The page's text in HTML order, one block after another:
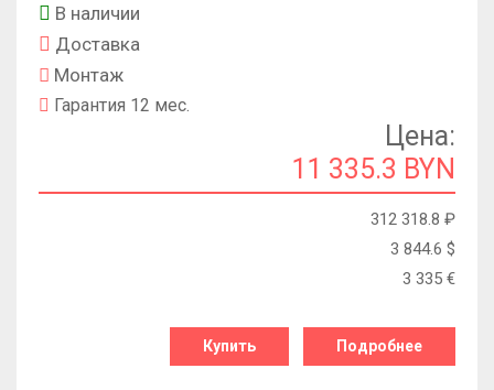
В наличии
Доставка
Монтаж
Гарантия 12 мес.
Цена:
11 335.3 BYN
312 318.8 ₽
3 844.6 $
3 335 €
Купить Подробнее